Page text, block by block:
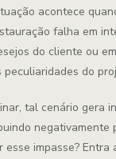
acontece
falha em
do cliente ou
peculiaridades do
tal cenário gera
negativamente
esse impasse? Entra